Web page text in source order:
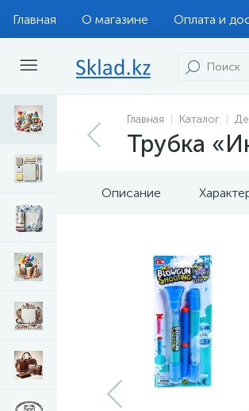
Главная О магазине Оплата и
Главная Каталог
Трубка
Описание